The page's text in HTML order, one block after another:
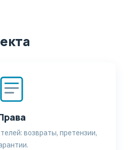
возвраты, претензии,